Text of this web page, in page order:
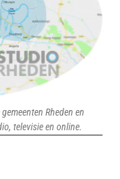
Rheden en
televisie en online.